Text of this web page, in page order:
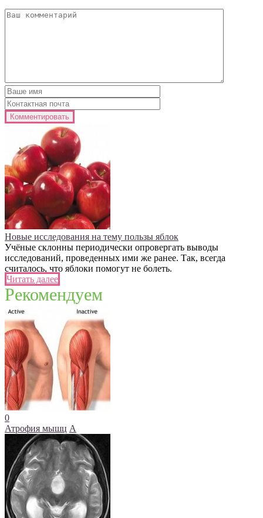
Новые исследования на тему пользы яблок
Учёные склонны периодически опровергать выводы
исследований, проведенных ими же ранее. Так, всегда
считалось, что яблоки помогут не болеть.
Читать далее
Рекомендуем
0
Атрофия мышц А